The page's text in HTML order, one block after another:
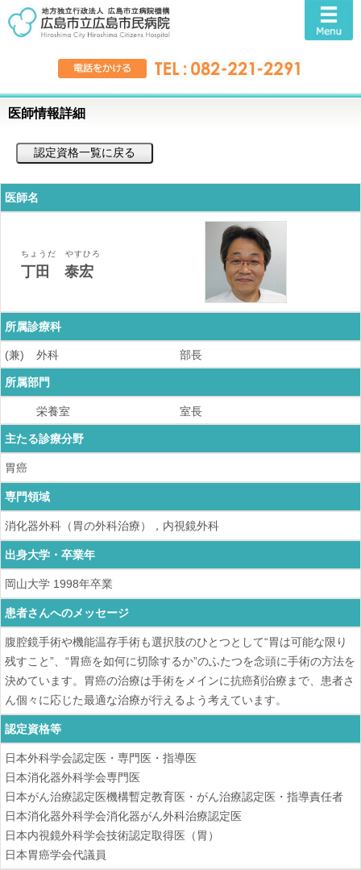
医師情報詳細
医師名
ちょうだ やすひろ
丁田 泰宏
所属診療科
(兼) 外科 部長
所属部門
栄養室 室長
主たる診療分野
胃癌
専門領域
消化器外科（胃の外科治療），内視鏡外科
出身大学・卒業年
岡山大学 1998年卒業
患者さんへのメッセージ
腹腔鏡手術や機能温存手術も選択肢のひとつとして“胃は可能な限り
残すこと”、“胃癌を如何に切除するか”のふたつを念頭に手術の方法を
決めています。胃癌の治療は手術をメインに抗癌剤治療まで、患者さ
ん個々に応じた最適な治療が行えるよう考えています。
認定資格等
日本外科学会認定医・専門医・指導医
日本消化器外科学会専門医
日本がん治療認定医機構暫定教育医・がん治療認定医・指導責任者
日本消化器外科学会消化器がん外科治療認定医
日本内視鏡外科学会技術認定取得医（胃）
日本胃癌学会代議員